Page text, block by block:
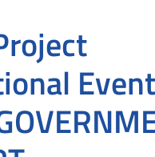
Event